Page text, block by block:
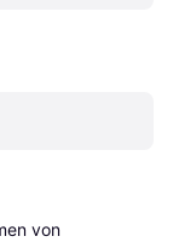
von